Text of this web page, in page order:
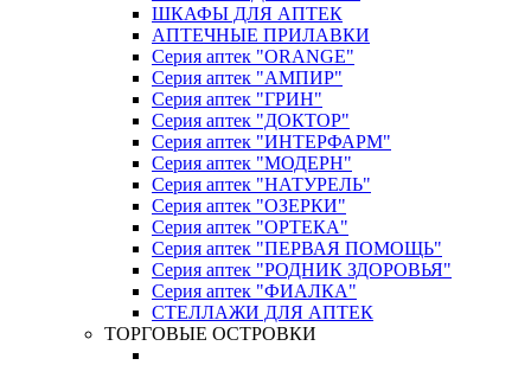
ШКАФЫ ДЛЯ АПТЕК
АПТЕЧНЫЕ ПРИЛАВКИ
Серия аптек "ORANGE"
Серия аптек "АМПИР"
Серия аптек "ГРИН"
Серия аптек "ДОКТОР"
Серия аптек "ИНТЕРФАРМ"
Серия аптек "МОДЕРН"
Серия аптек "НАТУРЕЛЬ"
Серия аптек "ОЗЕРКИ"
Серия аптек "ОРТЕКА"
Серия аптек "ПЕРВАЯ ПОМОЩЬ"
Серия аптек "РОДНИК ЗДОРОВЬЯ"
Серия аптек "ФИАЛКА"
СТЕЛЛАЖИ ДЛЯ АПТЕК
ТОРГОВЫЕ ОСТРОВКИ